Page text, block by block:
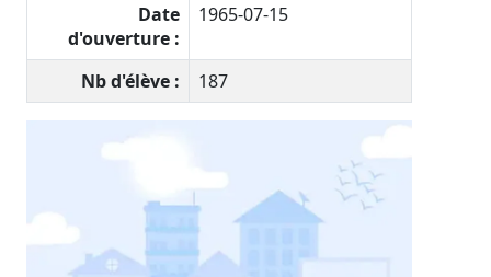
Date
d'ouverture :
1965-07-15
Nb d'élève : 187